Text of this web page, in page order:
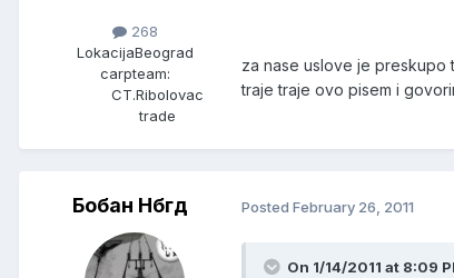
268
LokacijaBeograd
carpteam:
CT.Ribolovac
trade
za nase uslove je preskupo
traje traje ovo pisem i
Бобан Нбгд Posted February 26, 2011
On 1/14/2011 at 8:09